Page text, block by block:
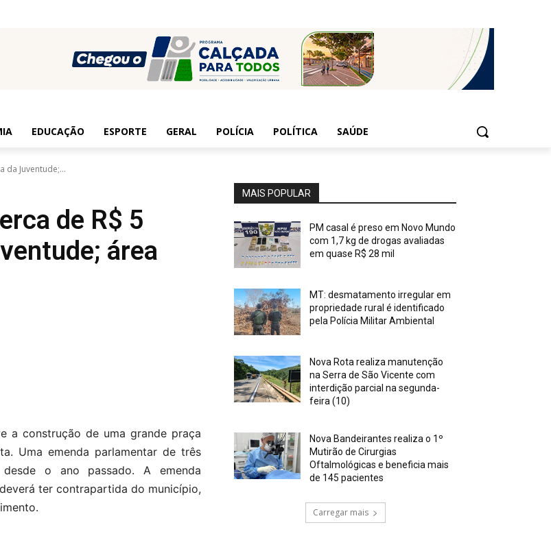
EDUCAÇÃO ESPORTE GERAL POLÍCIA POLÍTICA SAÚDE
da Juventude;...
de R$ 5
área
a construção de uma grande praça
Uma emenda parlamentar de três
o ano passado. A emenda
ter contrapartida do município,
MAIS POPULAR
PM casal é preso em Novo Mundo
com 1,7 kg de drogas avaliadas
em quase R$ 28 mil
MT: desmatamento irregular em
propriedade rural é identificado
pela Polícia Militar Ambiental
Nova Rota realiza manutenção
na Serra de São Vicente com
interdição parcial na segunda-
feira (10)
Nova Bandeirantes realiza o 1º
Mutirão de Cirurgias
Oftalmológicas e beneficia mais
de 145 pacientes
Carregar mais